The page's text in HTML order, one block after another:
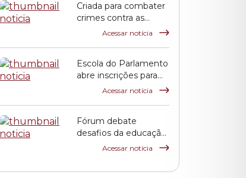
Criada para combater
crimes contra as
mulheres, Lei Maria
Acessar notícia
Escola do Parlamento
abre inscrições para
curso sobre
inclusão escolar
Acessar notícia
Fórum debate
desafios da educação
pública em São Paulo
Acessar notícia